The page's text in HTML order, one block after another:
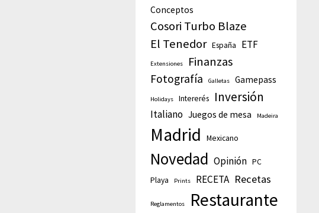
Conceptos
Cosori Turbo Blaze
El Tenedor España ETF
Extensiones Finanzas
Fotografía Galletas Gamepass
Holidays Intererés Inversión
Italiano Juegos de mesa Madeira
Madrid Mexicano
Novedad Opinión PC
Playa
Prints RECETA Recetas
Reglamentos Restaurante